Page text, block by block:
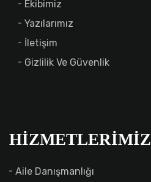
Ekibimiz
Yazılarımız
İletişim
Gizlilik Ve Güvenlik
HIZMETLERIMIZ
Aile Danışmanlığı